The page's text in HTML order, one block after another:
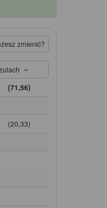
zmienić?
(71,56)
(20,33)